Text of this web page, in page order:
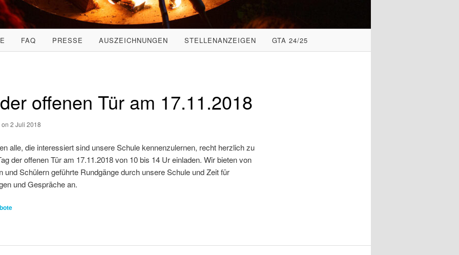
FAQ PRESSE AUSZEICHNUNGEN STELLENANZEIGEN GTA 24/25
offenen Tür am 17.11.2018
2 Juli 2018
alle, die interessiert sind unsere Schule kennenzulernen, recht herzlich zu
der offenen Tür am 17.11.2018 von 10 bis 14 Ur einladen. Wir bieten von
und Schülern geführte Rundgänge durch unsere Schule und Zeit für
und Gespräche an.